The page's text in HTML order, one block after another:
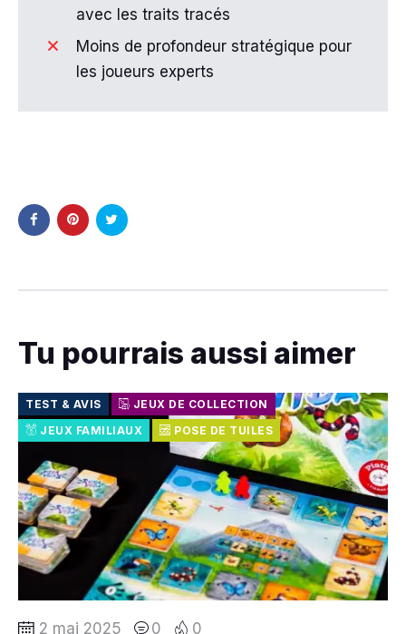
avec les traits tracés
Moins de profondeur stratégique pour
les joueurs experts
Tu pourrais aussi aimer
TEST & AVIS
JEUX DE COLLECTION
JEUX FAMILIAUX
POSE DE TUILES
2 mai 2025 0 0